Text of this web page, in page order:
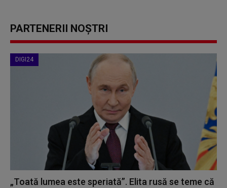
PARTENERII NOȘTRI
DIGI24
„Toată lumea este speriată”. Elita rusă se teme că